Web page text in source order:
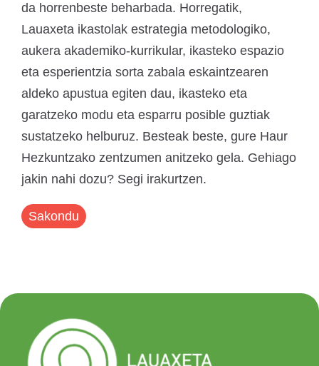
da horrenbeste beharbada. Horregatik,
Lauaxeta ikastolak estrategia metodologiko,
aukera akademiko-kurrikular, ikasteko espazio
eta esperientzia sorta zabala eskaintzearen
aldeko apustua egiten dau, ikasteko eta
garatzeko modu eta esparru posible guztiak
sustatzeko helburuz. Besteak beste, gure Haur
Hezkuntzako zentzumen anitzeko gela. Gehiago
jakin nahi dozu? Segi irakurtzen.
Sakondu